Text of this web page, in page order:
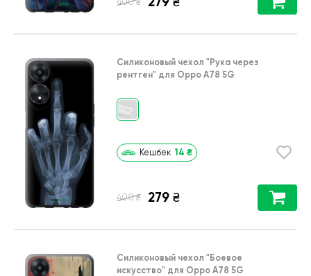
Силиконовый чехол "Рука через
рентген" для Oppo A78 5G
Кешбек 14 ₴
400 ₴ 279 ₴
Силиконовый чехол "Боевое
искусство" для Oppo A78 5G